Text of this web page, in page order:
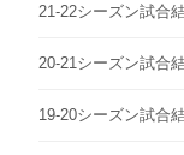
21-22シーズン試合
20-21シーズン試合
19-20シーズン試合